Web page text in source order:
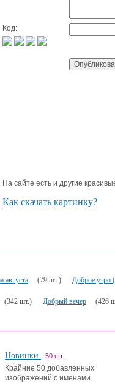
Код:
На сайте есть и другие
Как скачать картинку?
августа (79 шт.) Доброе утро
(342 шт.) Добрый вечер (426
Новинки 50 шт.
Крайние 50 добавленных
изображений с именами.